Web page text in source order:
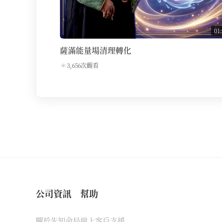
薩滿能量場清理轉化
3,656次觀看
公司資訊 幫助